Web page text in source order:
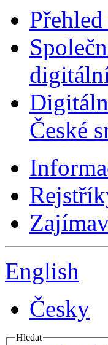
České
English
Česky
Hledat